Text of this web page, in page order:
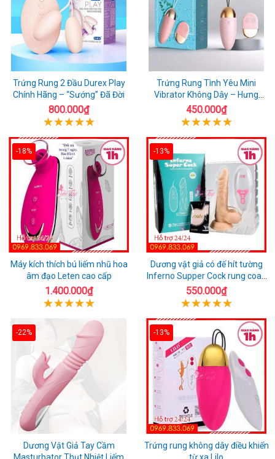
Trứng Rung 2 Đầu Durex Play
Chính Hãng – “Sướng” Đã Đời
800.000₫
Trứng Rung Tình Yêu Mini
Vibrator Không Dây – Hưng
Phấn Mọi Nơi
450.000₫
-18%
Máy kích thích bú liếm nhũ hoa
âm đạo Leten cao cấp
1.400.000₫
-13%
Dương vật giả có đế hít tường
Inferno Supper Cock rung coay
7 chế độ
550.000₫
-22%
Dương Vật Giả Tay Cầm
Masturbator Thụt Nhiệt Liếm
-13%
Trứng rung không dây điều khiển
từ xa Lilo